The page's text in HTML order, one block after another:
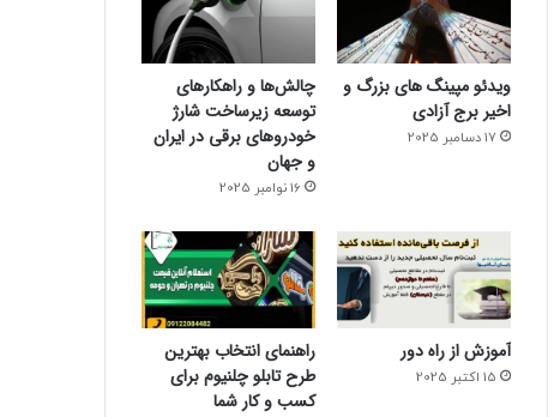
ویدئو مپینگ های بزرگ و
اخیر برج آزادی
17 دسامبر 2025
چالش‌ها و راهکارهای
توسعه زیرساخت شارژ
خودروهای برقی در ایران
و جهان
16 نوامبر 2025
آموزش از راه دور
15 اکتبر 2025
راهنمای انتخاب بهترین
طرح تابلو چلنیوم برای
کسب و کار شما